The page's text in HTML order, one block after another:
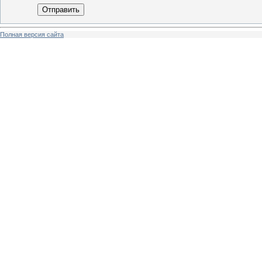
Отправить
Полная версия сайта